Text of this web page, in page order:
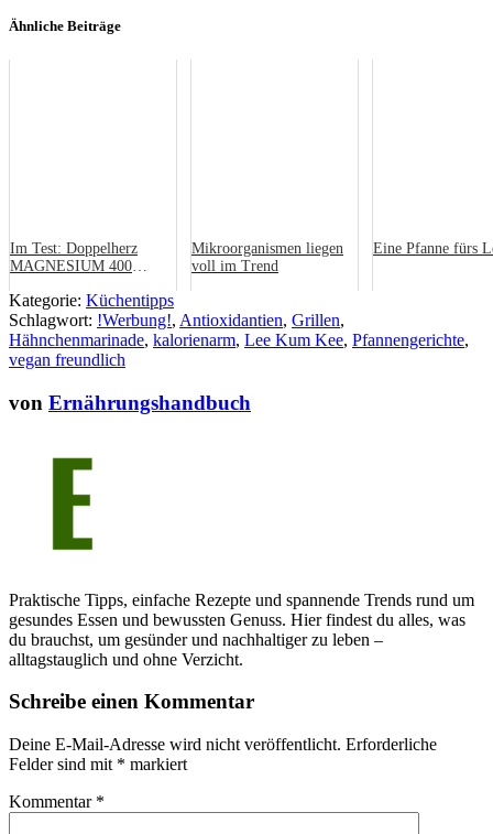
Ähnliche Beiträge
Im Test: Doppelherz
MAGNESIUM 400
Mikroorganismen liegen
voll im Trend
Eine Pfanne fürs
Kategorie: Küchentipps
Schlagwort: !Werbung!, Antioxidantien, Grillen,
Hähnchenmarinade, kalorienarm, Lee Kum Kee, Pfannengerichte,
vegan freundlich
von Ernährungshandbuch
Praktische Tipps, einfache Rezepte und spannende Trends rund um
gesundes Essen und bewussten Genuss. Hier findest du alles, was
du brauchst, um gesünder und nachhaltiger zu leben –
alltagstauglich und ohne Verzicht.
Schreibe einen Kommentar
Deine E-Mail-Adresse wird nicht veröffentlicht. Erforderliche
Felder sind mit * markiert
Kommentar *